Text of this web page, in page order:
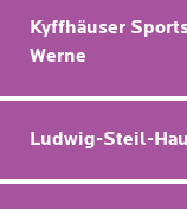
Kyffhäuser
Werne
Ludwig-Steil-